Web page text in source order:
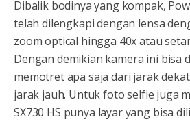
Dibalik bodinya yang kompak,
telah dilengkapi dengan lensa
zoom optical hingga 40x atau
Dengan demikian kamera ini bisa
memotret apa saja dari jarak
jarak jauh. Untuk foto selfie juga
SX730 HS punya layar yang bisa